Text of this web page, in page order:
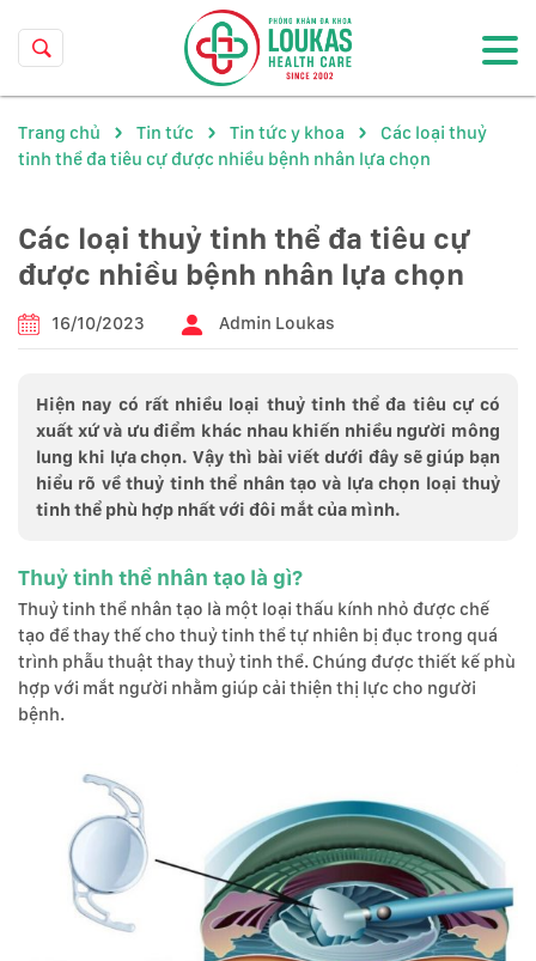
Trang chủ Tin tức Tin tức y khoa
Các loại thuỷ
tinh thể đa tiêu cự được nhiều bệnh nhân lựa chọn
Các loại thuỷ tinh thể đa tiêu cự
được nhiều bệnh nhân lựa chọn
16/10/2023 Admin Loukas
Hiện nay có rất nhiều loại thuỷ tinh thể đa tiêu cự có
xuất xứ và ưu điểm khác nhau khiến nhiều người mông
lung khi lựa chọn. Vậy thì bài viết dưới đây sẽ giúp bạn
hiểu rõ về thuỷ tinh thể nhân tạo và lựa chọn loại thuỷ
tinh thể phù hợp nhất với đôi mắt của mình.
Thuỷ tinh thể nhân tạo là gì?
Thuỷ tinh thể nhân tạo là một loại thấu kính nhỏ được chế
tạo để thay thế cho thuỷ tinh thể tự nhiên bị đục trong quá
trình phẫu thuật thay thuỷ tinh thể. Chúng được thiết kế phù
hợp với mắt người nhằm giúp cải thiện thị lực cho người
bệnh.